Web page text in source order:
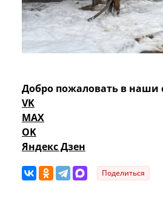
Добро пожаловать в наши
VK
MAX
OK
Яндекс Дзен
Поделиться